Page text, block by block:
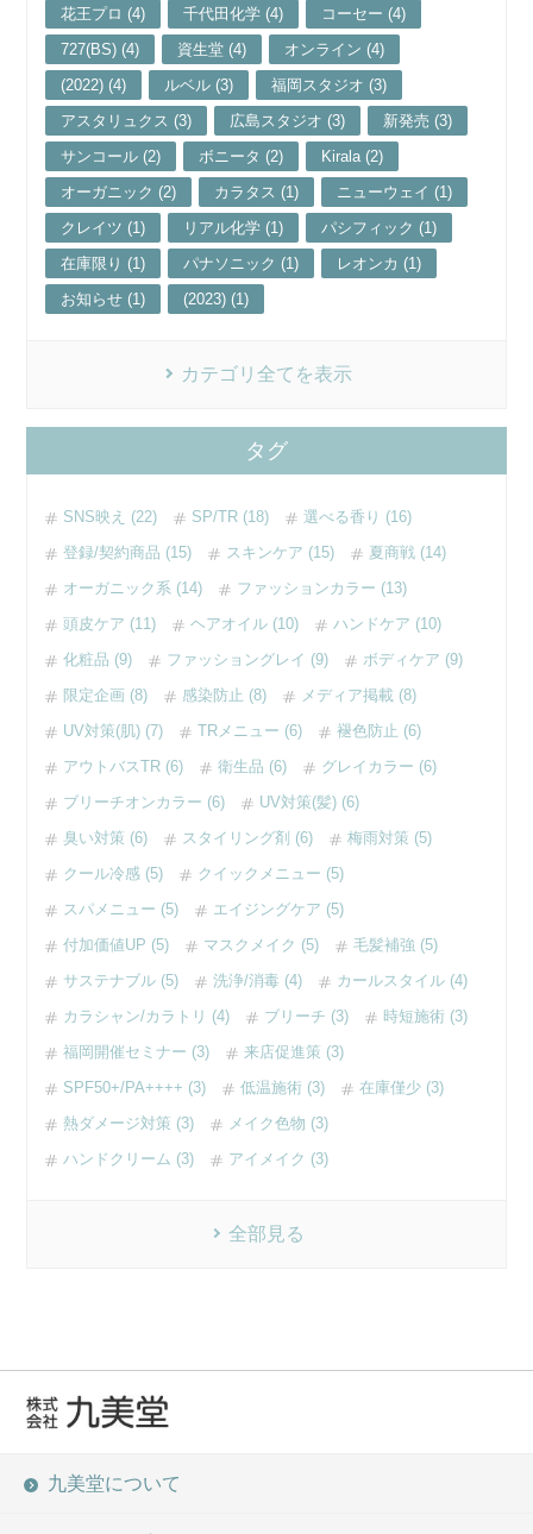
花王プロ (4)
千代田化学 (4)
コーセー (4)
727(BS) (4)
資生堂 (4)
オンライン (4)
(2022) (4)
ルベル (3)
福岡スタジオ (3)
アスタリュクス (3)
広島スタジオ (3)
新発売 (3)
サンコール (2)
ボニータ (2)
Kirala (2)
オーガニック (2)
カラタス (1)
ニューウェイ (1)
クレイツ (1)
リアル化学 (1)
パシフィック (1)
在庫限り (1)
パナソニック (1)
レオンカ (1)
お知らせ (1)
(2023) (1)
カテゴリ全てを表示
タグ
SNS映え (22) SP/TR (18)
選べる香り (16)
登録/契約商品 (15)
スキンケア (15)
夏商戦 (14)
オーガニック系 (14)
ファッションカラー (13)
頭皮ケア (11)
ヘアオイル (10)
ハンドケア (10)
化粧品 (9)
ファッショングレイ (9)
ボディケア (9)
限定企画 (8)
感染防止 (8)
メディア掲載 (8)
UV対策(肌) (7)
TRメニュー (6)
褪色防止 (6)
アウトバスTR (6)
衛生品 (6)
グレイカラー (6)
ブリーチオンカラー (6)
UV対策(髪) (6)
臭い対策 (6)
スタイリング剤 (6)
梅雨対策 (5)
クール冷感 (5)
クイックメニュー (5)
スパメニュー (5)
エイジングケア (5)
付加価値UP (5)
マスクメイク (5)
毛髪補強 (5)
サステナブル (5)
洗浄/消毒 (4)
カールスタイル (4)
カラシャン/カラトリ (4)
ブリーチ (3)
時短施術 (3)
福岡開催セミナー (3)
来店促進策 (3)
SPF50+/PA++++ (3)
低温施術 (3)
在庫僅少 (3)
熱ダメージ対策 (3)
メイク色物 (3)
ハンドクリーム (3)
アイメイク (3)
全部見る
九美堂について